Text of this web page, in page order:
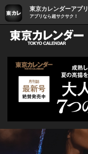
東京カレンダーアプリ
アプリなら超サクサク！